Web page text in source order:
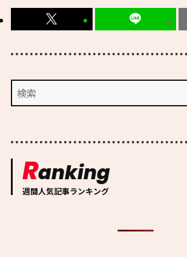
Ranking
週間人気記事ランキング